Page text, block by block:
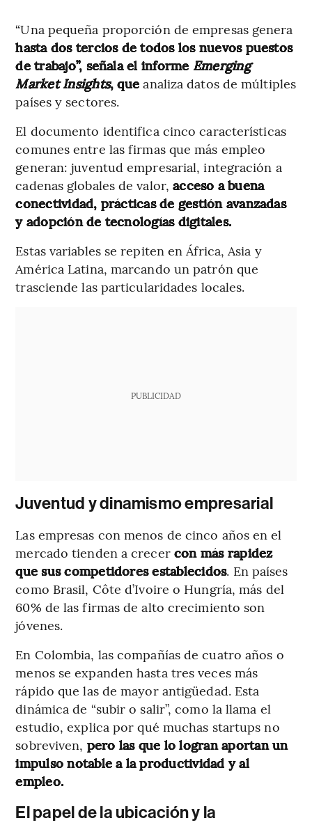
“Una pequeña proporción de empresas genera
hasta dos tercios de todos los nuevos puestos
de trabajo”, señala el informe Emerging
Market Insights, queanaliza datos de múltiples
países y sectores.
El documento identifica cinco características
comunes entre las firmas que más empleo
generan: juventud empresarial, integración a
cadenas globales de valor,acceso a buena
conectividad, prácticas de gestión avanzadas
y adopción de tecnologías digitales.
Estas variables se repiten en África, Asia y
América Latina, marcando un patrón que
trasciende las particularidades locales.
PUBLICIDAD
Juventud y dinamismo empresarial
Las empresas con menos de cinco años en el
mercado tienden a crecer con más rapidez
que sus competidores establecidos. En países
como Brasil, Côte d’Ivoire o Hungría, más del
60% de las firmas de alto crecimiento son
jóvenes.
En Colombia, las compañías de cuatro años o
menos se expanden hasta tres veces más
rápido que las de mayor antigüedad. Esta
dinámica de “subir o salir”, como la llama el
estudio, explica por qué muchas startups no
sobreviven, pero las que lo logran aportan un
impulso notable a la productividad y al
empleo.
El papel de la ubicación y la